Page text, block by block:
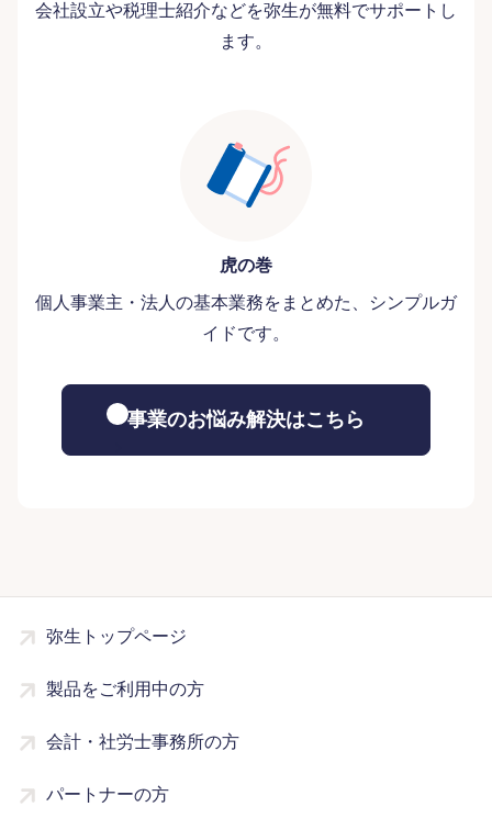
会社設立や税理士紹介などを弥生が無料でサポートし
ます。
虎の巻
個人事業主・法人の基本業務をまとめた、シンプルガ
イドです。
事業のお悩み解決はこちら
弥生トップページ
製品をご利用中の方
会計・社労士事務所の方
パートナーの方